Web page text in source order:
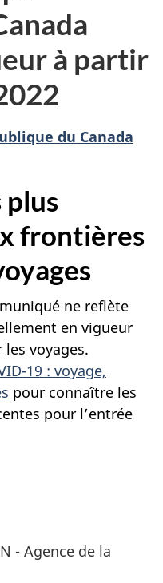
à partir
du Canada
plus
frontières
ne reflète
en vigueur
voyages.
19 : voyage,
pour connaître les
pour l’entrée
- Agence de la